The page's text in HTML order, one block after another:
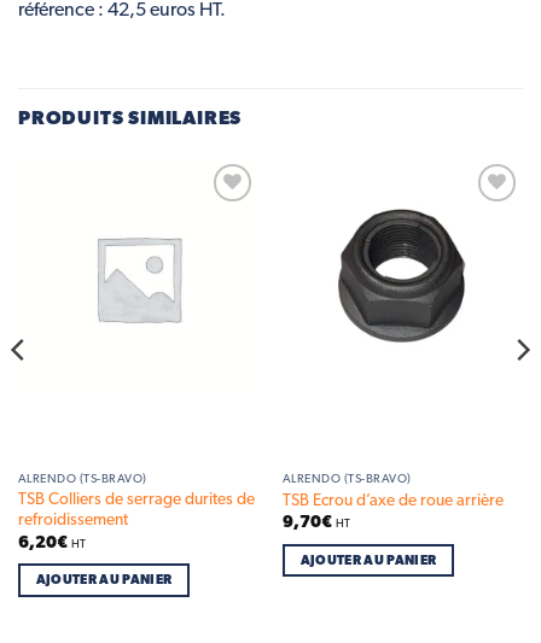
référence : 42,5 euros HT.
PRODUITS SIMILAIRES
ALRENDO (TS-BRAVO)
TSB Colliers de serrage durites de
refroidissement
6,20€ HT
AJOUTER AU PANIER
ALRENDO (TS-BRAVO)
TSB Ecrou d’axe de roue arrière
9,70€ HT
AJOUTER AU PANIER